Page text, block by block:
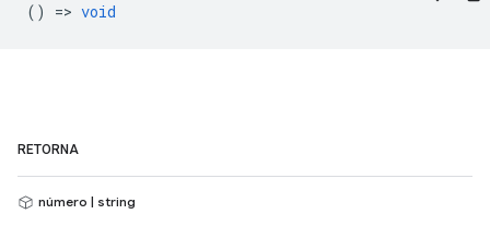
() => void
RETORNA
número | string